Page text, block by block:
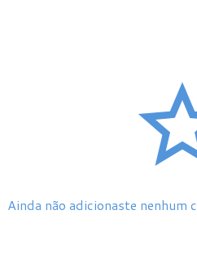
Ainda não adicionaste